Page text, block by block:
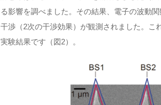
る影響を調べました。その結果、電子の波動
干渉（2次の干渉効果）が観測されました。こ
実験結果です（図2）。